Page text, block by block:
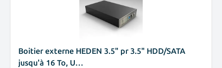
Boitier externe HEDEN 3.5" pr 3.5" HDD/SATA
jusqu'à 16 To, U…